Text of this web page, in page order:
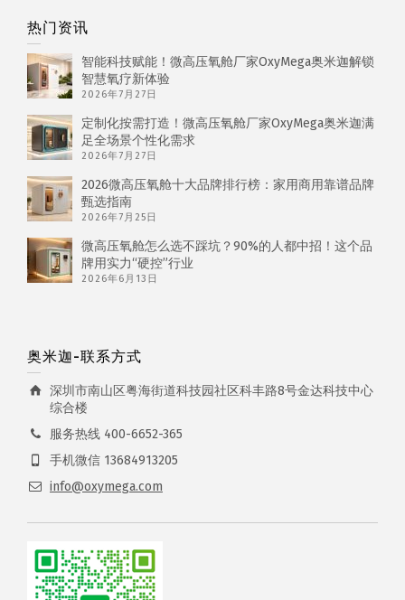
热门资讯
智能科技赋能！微高压氧舱厂家OxyMega奥米迦解锁
智慧氧疗新体验
2026年7月27日
定制化按需打造！微高压氧舱厂家OxyMega奥米迦满
足全场景个性化需求
2026年7月27日
2026微高压氧舱十大品牌排行榜：家用商用靠谱品牌
甄选指南
2026年7月25日
微高压氧舱怎么选不踩坑？90%的人都中招！这个品
牌用实力“硬控”行业
2026年6月13日
奥米迦-联系方式
深圳市南山区粤海街道科技园社区科丰路8号金达科技中心
综合楼
服务热线 400-6652-365
手机微信 13684913205
info@oxymega.com